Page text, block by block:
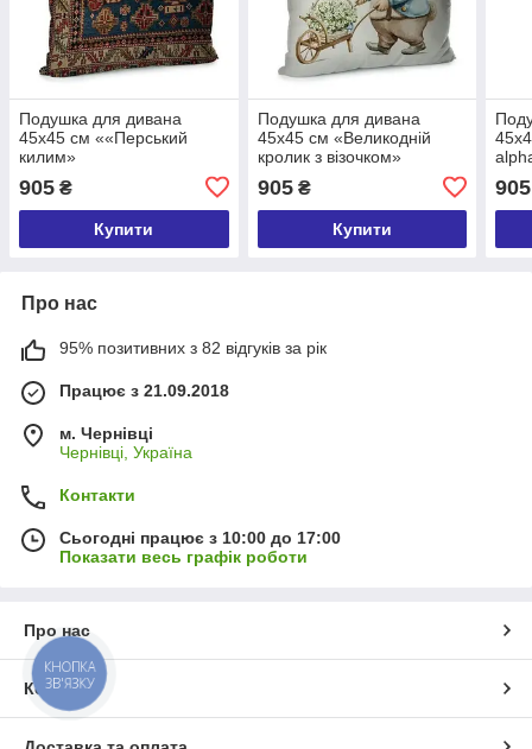
Подушка для дивана
45х45 см ««Перський
килим»
905 ₴
Купити
Подушка для дивана
45х45 см «Великодній
кролик з візочком»
905₴
Купити
905
Про нас
95% позитивних з 82 відгуків за рік
Працює з 21.09.2018
м. Чернівці
Чернівці, Україна
Контакти
Сьогодні працює з 10:00 до 17:00
Показати весь графік роботи
Про нас
Контакти
КНОПКА
ЗВ'ЯЗКУ